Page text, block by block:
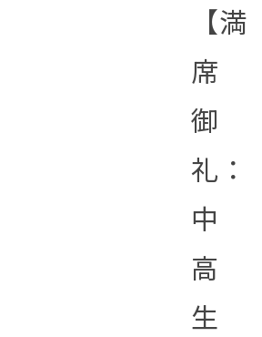
【満
席
御
礼：
中
高
生